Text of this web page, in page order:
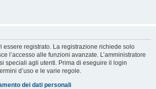
essere registrato. La registrazione richiede solo
l’accesso alle funzioni avanzate. L’amministratore
speciali agli utenti. Prima di eseguire il login
d’uso e le varie regole.
dei dati personali